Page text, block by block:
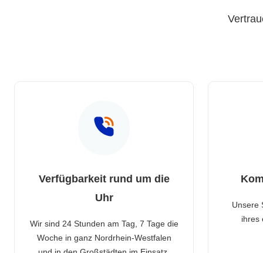
Verfügbarkeit rund um die
Uhr
Wir sind 24 Stunden am Tag, 7 Tage die
Woche in ganz Nordrhein-Westfalen
Unsere
ihres